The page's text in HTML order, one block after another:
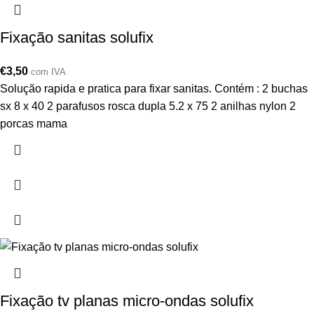
Fixação sanitas solufix
€3,50 com IVA
Solução rapida e pratica para fixar sanitas. Contém : 2 buchas
sx 8 x 40 2 parafusos rosca dupla 5.2 x 75 2 anilhas nylon 2
porcas mama
Fixação tv planas micro-ondas solufix